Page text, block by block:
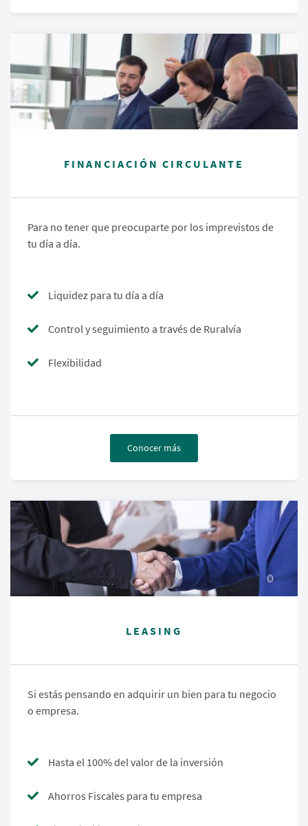
FINANCIACIÓN CIRCULANTE
Para no tener que preocuparte por los imprevistos de
tu día a día.
Liquidez para tu día a día
Control y seguimiento a través de Ruralvía
Flexibilidad
Conocer más
LEASING
Si estás pensando en adquirir un bien para tu negocio
o empresa.
Hasta el 100% del valor de la inversión
Ahorros Fiscales para tu empresa